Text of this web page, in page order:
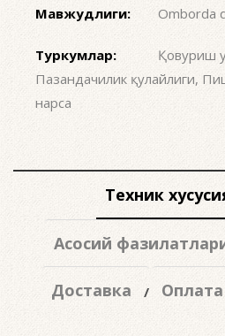
Мавжудлиги: Omborda
Туркумлар: Қовуриш
Пазандачилик қулайлиги,
нарса
Техник
Асосий
Доставка Оплата